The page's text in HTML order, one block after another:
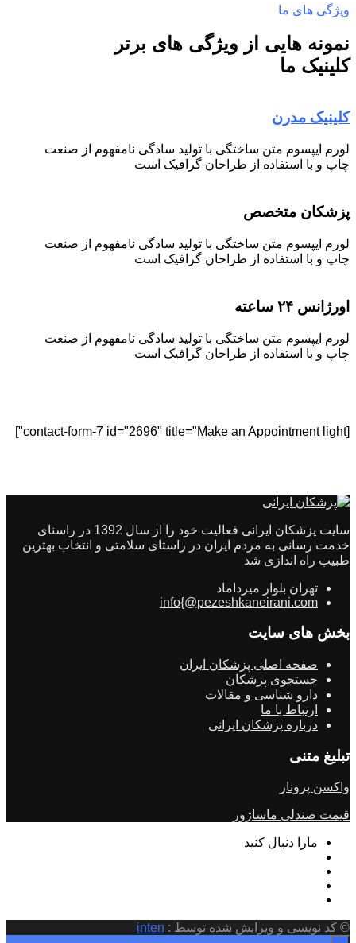
ویژگی های ما
نمونه هایی از ویژگی های برتر
کلینیک ما
کلینیک مدرن
لورم ایپسوم متن ساختگی با تولید سادگی نامفهوم از صنعت
چاپ و با استفاده از طراحان گرافیک است
پزشکان متخصص
لورم ایپسوم متن ساختگی با تولید سادگی نامفهوم از صنعت
چاپ و با استفاده از طراحان گرافیک است
اورژانس ۲۴ ساعته
لورم ایپسوم متن ساختگی با تولید سادگی نامفهوم از صنعت
چاپ و با استفاده از طراحان گرافیک است
[contact-form-7 id="2696" title="Make an Appointment light"]
سایت پزشکان ایرانی فعالیت خود را از سال 1392 در راسنای
خدمت رسانی به مردم ایران در راستای سلامتی و انتخاب بهترین
طبیب راه اندازی شد
تهران بلوار میرداماد
info{@pezeshkaneirani.com
بخش های سایت
صفحه اصلی پزشکان ایران
جستجوی پزشکان
دارو شناسی و مقالات
ارتباط با ما
درباره پزشکان ایرانی
تبلیغ متنی
واکسن پرونار
قیمت صندلی ماساژور
مارا دنبال کنید
© کد نویسی و ویرایش شده توسط : inten